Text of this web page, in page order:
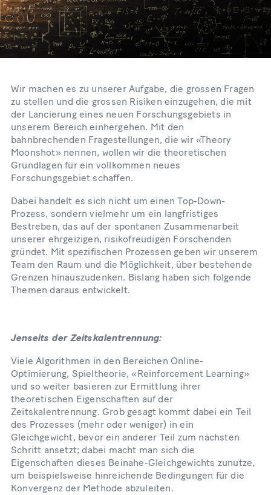
Wir machen es zu unserer Aufgabe, die grossen Fragen
zu stellen und die grossen Risiken einzugehen, die mit
der Lancierung eines neuen Forschungsgebiets in
unserem Bereich einhergehen. Mit den
bahnbrechenden Fragestellungen, die wir «Theory
Moonshot» nennen, wollen wir die theoretischen
Grundlagen für ein vollkommen neues
Forschungsgebiet schaffen.
Dabei handelt es sich nicht um einen Top-Down-
Prozess, sondern vielmehr um ein langfristiges
Bestreben, das auf der spontanen Zusammenarbeit
unserer ehrgeizigen, risikofreudigen Forschenden
gründet. Mit spezifischen Prozessen geben wir unserem
Team den Raum und die Möglichkeit, über bestehende
Grenzen hinauszudenken. Bislang haben sich folgende
Themen daraus entwickelt.
Jenseits der Zeitskalentrennung:
Viele Algorithmen in den Bereichen Online-
Optimierung, Spieltheorie, «Reinforcement Learning»
und so weiter basieren zur Ermittlung ihrer
theoretischen Eigenschaften auf der
Zeitskalentrennung. Grob gesagt kommt dabei ein Teil
des Prozesses (mehr oder weniger) in ein
Gleichgewicht, bevor ein anderer Teil zum nächsten
Schritt ansetzt; dabei macht man sich die
Eigenschaften dieses Beinahe-Gleichgewichts zunutze,
um beispielsweise hinreichende Bedingungen für die
Konvergenz der Methode abzuleiten.